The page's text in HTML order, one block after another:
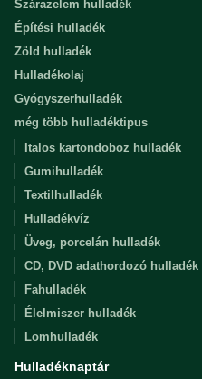
Szárazelem hulladék
Építési hulladék
Zöld hulladék
Hulladékolaj
Gyógyszerhulladék
még több hulladéktipus
Italos kartondoboz hulladék
Gumihulladék
Textilhulladék
Hulladékvíz
Üveg, porcelán hulladék
CD, DVD adathordozó hulladék
Fahulladék
Élelmiszer hulladék
Lomhulladék
Hulladéknaptár